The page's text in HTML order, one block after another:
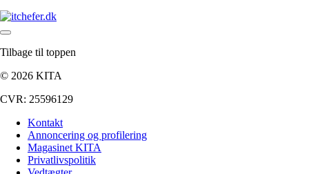
Tilbage til toppen
© 2026 KITA
CVR: 25596129
Kontakt
Annoncering og profilering
Magasinet KITA
Privatlivspolitik